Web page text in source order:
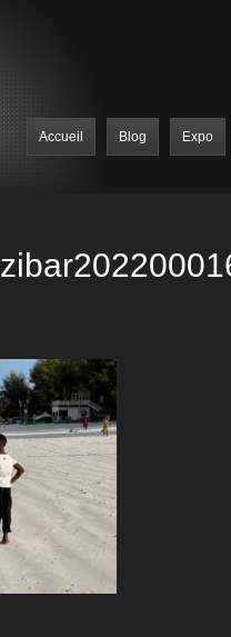
Accueil Blog Expo